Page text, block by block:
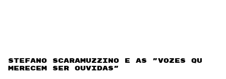
Stefano Scaramuzzino e as "vozes que
merecem ser ouvidas"